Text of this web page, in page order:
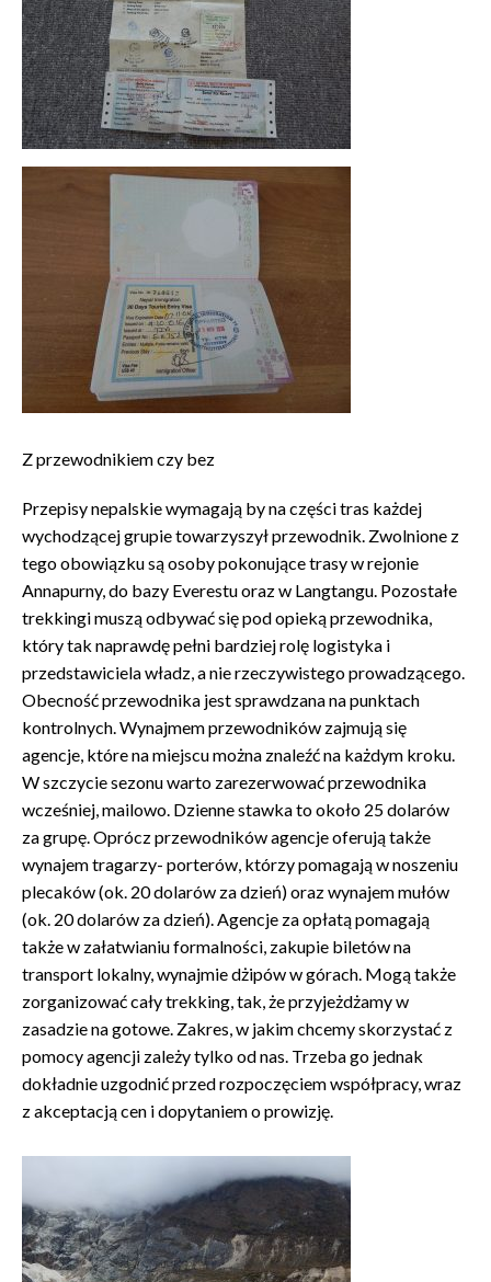
Z przewodnikiem czy bez
Przepisy nepalskie wymagają by na części tras każdej
wychodzącej grupie towarzyszył przewodnik. Zwolnione z
tego obowiązku są osoby pokonujące trasy w rejonie
Annapurny, do bazy Everestu oraz w Langtangu. Pozostałe
trekkingi muszą odbywać się pod opieką przewodnika,
który tak naprawdę pełni bardziej rolę logistyka i
przedstawiciela władz, a nie rzeczywistego prowadzącego.
Obecność przewodnika jest sprawdzana na punktach
kontrolnych. Wynajmem przewodników zajmują się
agencje, które na miejscu można znaleźć na każdym kroku.
W szczycie sezonu warto zarezerwować przewodnika
wcześniej, mailowo. Dzienne stawka to około 25 dolarów
za grupę. Oprócz przewodników agencje oferują także
wynajem tragarzy- porterów, którzy pomagają w noszeniu
plecaków (ok. 20 dolarów za dzień) oraz wynajem mułów
(ok. 20 dolarów za dzień). Agencje za opłatą pomagają
także w załatwianiu formalności, zakupie biletów na
transport lokalny, wynajmie dżipów w górach. Mogą także
zorganizować cały trekking, tak, że przyjeżdżamy w
zasadzie na gotowe. Zakres, w jakim chcemy skorzystać z
pomocy agencji zależy tylko od nas. Trzeba go jednak
dokładnie uzgodnić przed rozpoczęciem współpracy, wraz
z akceptacją cen i dopytaniem o prowizję.